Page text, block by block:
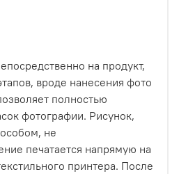
на продукт,
вроде нанесения фото
полностью
фотографии. Рисунок,
не
печатается напрямую на
принтера. После